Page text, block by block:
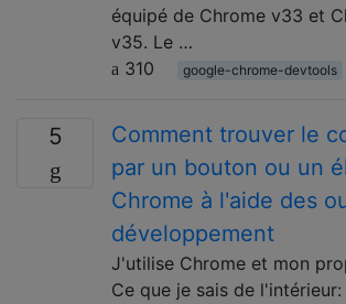
équipé de Chrome v33 et
v35. Le …
310
google-chrome-devtools
5
Comment trouver le
par un bouton ou un
Chrome à l'aide des
développement
J'utilise Chrome et mon
Ce que je sais de l'intérieur: